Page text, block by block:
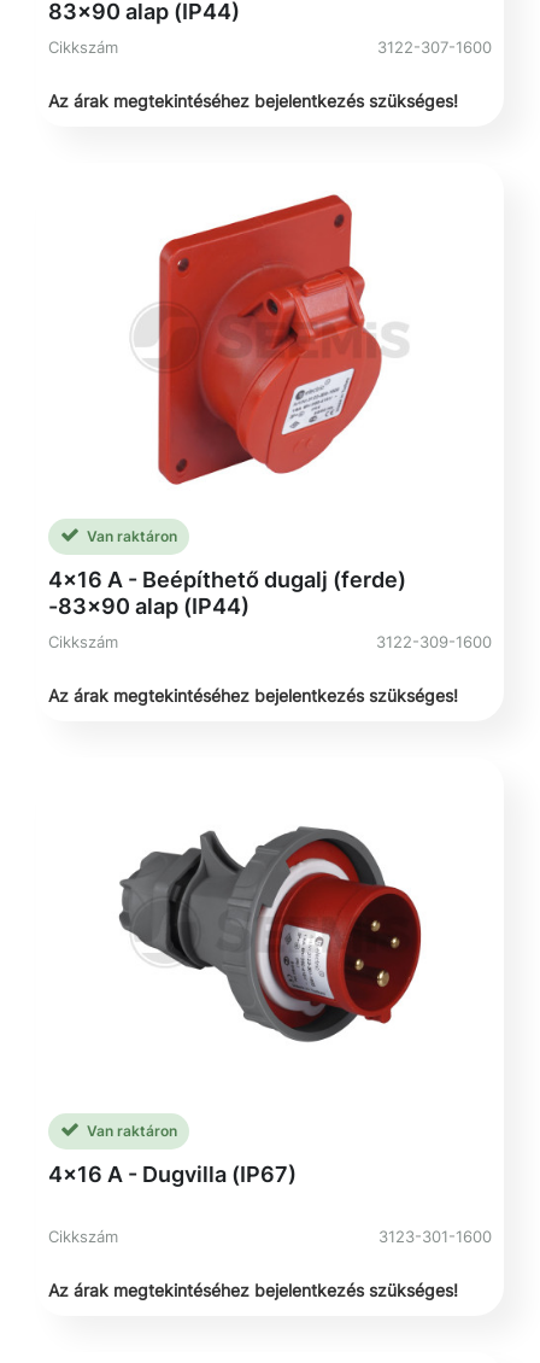
83x90 alap (IP44)
Cikkszám 3122-307-1600
Az árak megtekintéséhez bejelentkezés szükséges!
Van raktáron
4x16 A - Beépíthető dugalj (ferde)
-83x90 alap (IP44)
Cikkszám 3122-309-1600
Az árak megtekintéséhez bejelentkezés szükséges!
Van raktáron
4x16 A - Dugvilla (IP67)
Cikkszám 3123-301-1600
Az árak megtekintéséhez bejelentkezés szükséges!